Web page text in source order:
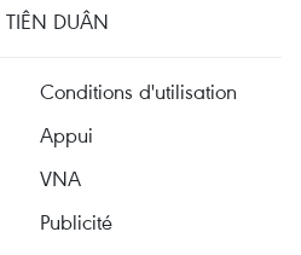
DUÂN
Conditions d'utilisation
Appui
VNA
Publicité